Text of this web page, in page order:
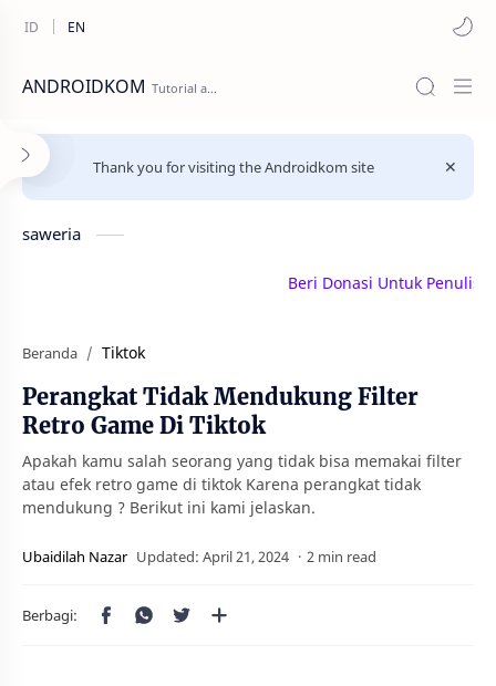
ANDROIDKOM
Thank you for visiting the Androidkom site
saweria
Beri Donasi Untuk Penulis |
Beranda Tiktok
Perangkat Tidak Mendukung Filter
Retro Game Di Tiktok
Apakah kamu salah seorang yang tidak bisa memakai filter
atau efek retro game di tiktok Karena perangkat tidak
mendukung ? Berikut ini kami jelaskan.
2 min read